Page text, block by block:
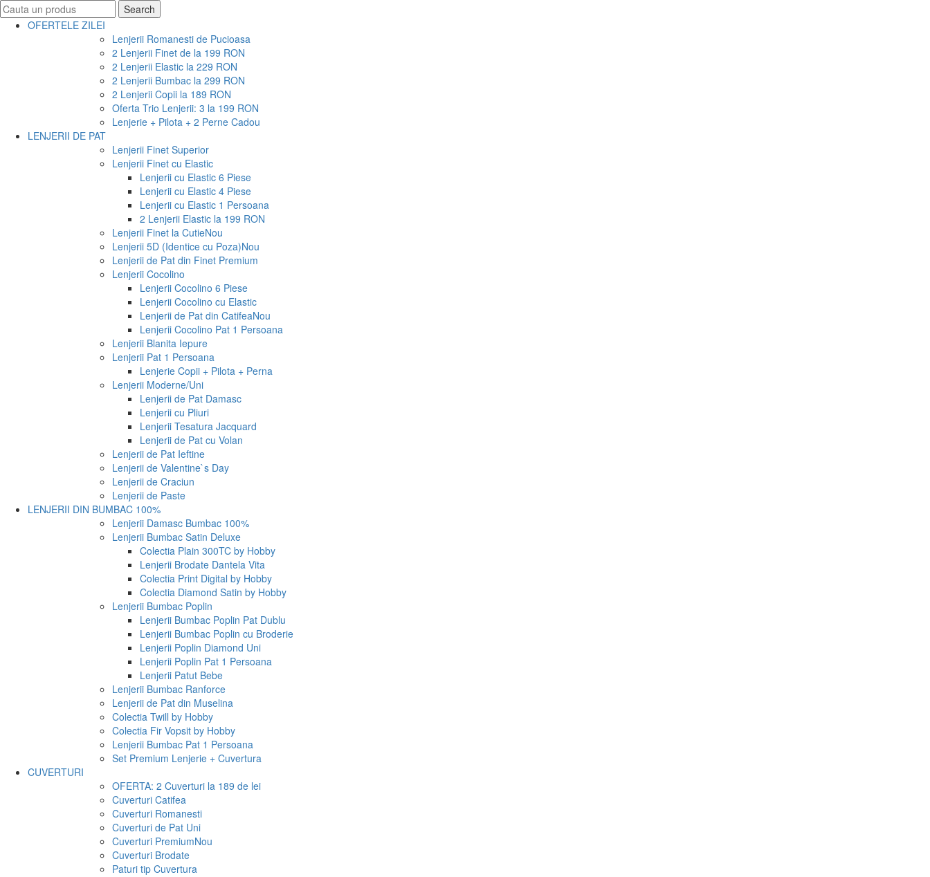
Search
for:
Search
OFERTELE ZILEI
Lenjerii Romanesti de Pucioasa
2 Lenjerii Finet de la 199 RON
2 Lenjerii Elastic la 229 RON
2 Lenjerii Bumbac la 299 RON
2 Lenjerii Copii la 189 RON
Oferta Trio Lenjerii: 3 la 199 RON
Lenjerie + Pilota + 2 Perne Cadou
LENJERII DE PAT
Lenjerii Finet Superior
Lenjerii Finet cu Elastic
Lenjerii cu Elastic 6 Piese
Lenjerii cu Elastic 4 Piese
Lenjerii cu Elastic 1 Persoana
2 Lenjerii Elastic la 199 RON
Lenjerii Finet la CutieNou
Lenjerii 5D (Identice cu Poza)Nou
Lenjerii de Pat din Finet Premium
Lenjerii Cocolino
Lenjerii Cocolino 6 Piese
Lenjerii Cocolino cu Elastic
Lenjerii de Pat din CatifeaNou
Lenjerii Cocolino Pat 1 Persoana
Lenjerii Blanita Iepure
Lenjerii Pat 1 Persoana
Lenjerie Copii + Pilota + Perna
Lenjerii Moderne/Uni
Lenjerii de Pat Damasc
Lenjerii cu Pliuri
Lenjerii Tesatura Jacquard
Lenjerii de Pat cu Volan
Lenjerii de Pat Ieftine
Lenjerii de Valentine`s Day
Lenjerii de Craciun
Lenjerii de Paste
LENJERII DIN BUMBAC 100%
Lenjerii Damasc Bumbac 100%
Lenjerii Bumbac Satin Deluxe
Colectia Plain 300TC by Hobby
Lenjerii Brodate Dantela Vita
Colectia Print Digital by Hobby
Colectia Diamond Satin by Hobby
Lenjerii Bumbac Poplin
Lenjerii Bumbac Poplin Pat Dublu
Lenjerii Bumbac Poplin cu Broderie
Lenjerii Poplin Diamond Uni
Lenjerii Poplin Pat 1 Persoana
Lenjerii Patut Bebe
Lenjerii Bumbac Ranforce
Lenjerii de Pat din Muselina
Colectia Twill by Hobby
Colectia Fir Vopsit by Hobby
Lenjerii Bumbac Pat 1 Persoana
Set Premium Lenjerie + Cuvertura
CUVERTURI
OFERTA: 2 Cuverturi la 189 de lei
Cuverturi Catifea
Cuverturi Romanesti
Cuverturi de Pat Uni
Cuverturi PremiumNou
Cuverturi Brodate
Paturi tip Cuvertura